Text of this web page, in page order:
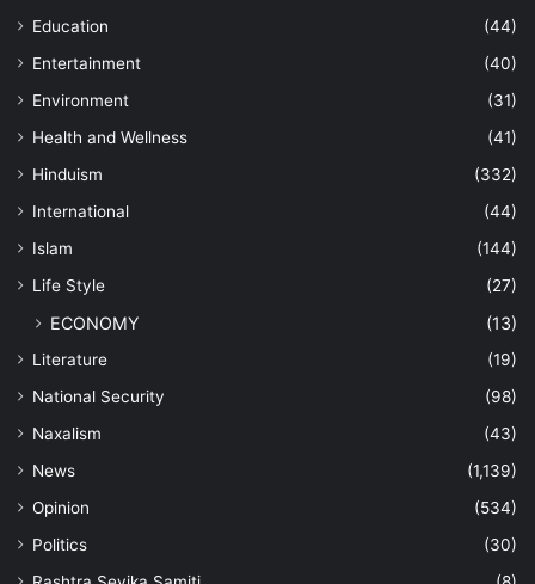
Education
(44)
Entertainment
(40)
Environment
(31)
Health and Wellness
(41)
Hinduism
(332)
International
(44)
Islam
(144)
Life Style
(27)
ECONOMY (13)
Literature
(19)
National Security
(98)
Naxalism
(43)
News
(1,139)
Opinion
(534)
Politics
(30)